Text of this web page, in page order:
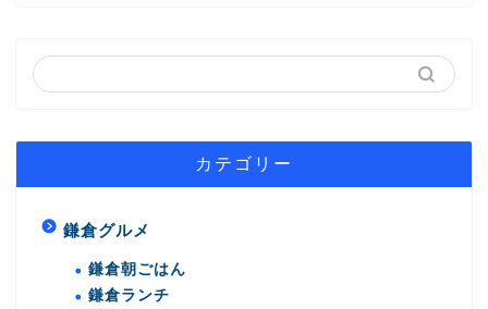
カテゴリー
鎌倉グルメ
鎌倉朝ごはん
鎌倉ランチ